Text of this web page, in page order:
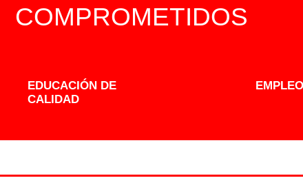
COMPROMETIDOS
EDUCACIÓN DE
CALIDAD